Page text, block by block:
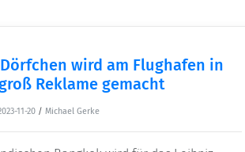
wird am Flughafen in
Reklame gemacht
11-20 / Michael Gerke